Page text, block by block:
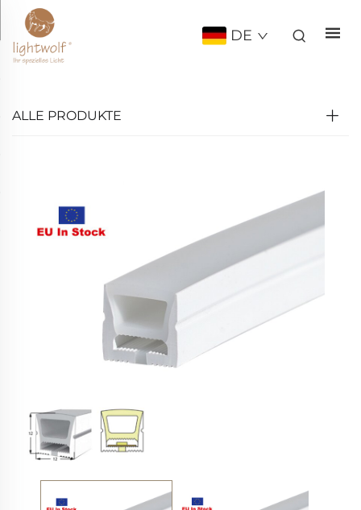
DE
ALLE PRODUKTE